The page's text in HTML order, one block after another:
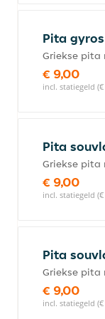
Pita
Griekse pita
€ 9,00
incl. statiegeld (€
Pita
Griekse pita
€ 9,00
incl. statiegeld (€
Pita
Griekse pita
€ 9,00
incl. statiegeld (€